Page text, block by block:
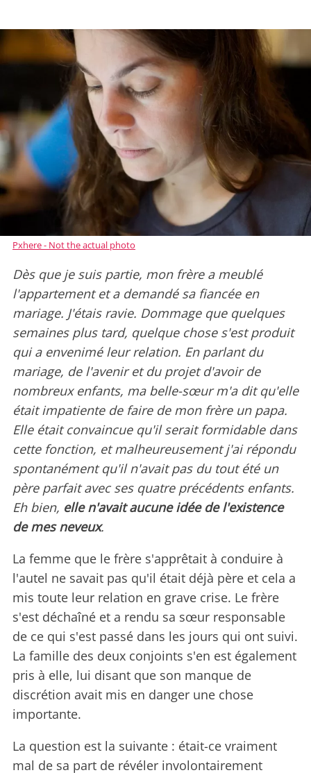
Pxhere - Not the actual photo
Dès que je suis partie, mon frère a meublé
l'appartement et a demandé sa fiancée en
mariage. J'étais ravie. Dommage que quelques
semaines plus tard, quelque chose s'est produit
qui a envenimé leur relation. En parlant du
mariage, de l'avenir et du projet d'avoir de
nombreux enfants, ma belle-sœur m'a dit qu'elle
était impatiente de faire de mon frère un papa.
Elle était convaincue qu'il serait formidable dans
cette fonction, et malheureusement j'ai répondu
spontanément qu'il n'avait pas du tout été un
père parfait avec ses quatre précédents enfants.
Eh bien, elle n'avait aucune idée de l'existence
de mes neveux.
La femme que le frère s'apprêtait à conduire à
l'autel ne savait pas qu'il était déjà père et cela a
mis toute leur relation en grave crise. Le frère
s'est déchaîné et a rendu sa sœur responsable
de ce qui s'est passé dans les jours qui ont suivi.
La famille des deux conjoints s'en est également
pris à elle, lui disant que son manque de
discrétion avait mis en danger une chose
importante.
La question est la suivante : était-ce vraiment
mal de sa part de révéler involontairement